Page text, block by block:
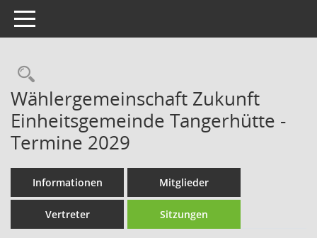
Toggle navigation
Rechercheauswahl
Wählergemeinschaft Zukunft
Einheitsgemeinde Tangerhütte -
Termine 2029
Informationen Mitglieder
Vertreter Sitzungen